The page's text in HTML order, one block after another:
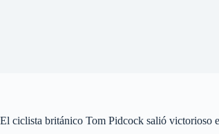
El ciclista británico Tom Pidcock salió victorioso